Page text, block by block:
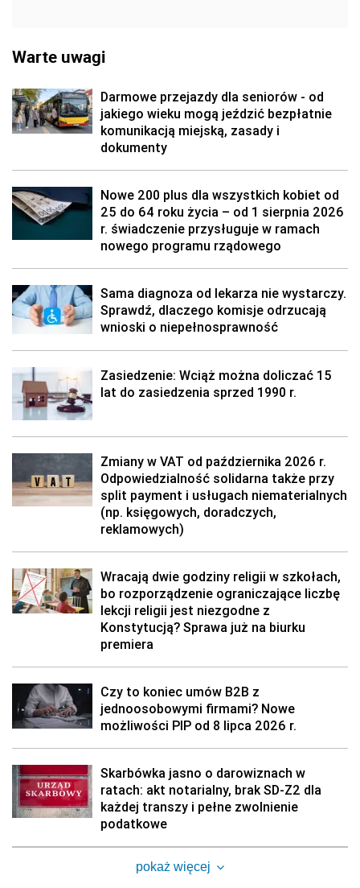
Warte uwagi
Darmowe przejazdy dla seniorów - od
jakiego wieku mogą jeździć bezpłatnie
komunikacją miejską, zasady i
dokumenty
Nowe 200 plus dla wszystkich kobiet od
25 do 64 roku życia – od 1 sierpnia 2026
r. świadczenie przysługuje w ramach
nowego programu rządowego
Sama diagnoza od lekarza nie wystarczy.
Sprawdź, dlaczego komisje odrzucają
wnioski o niepełnosprawność
Zasiedzenie: Wciąż można doliczać 15
lat do zasiedzenia sprzed 1990 r.
Zmiany w VAT od października 2026 r.
Odpowiedzialność solidarna także przy
split payment i usługach niematerialnych
(np. księgowych, doradczych,
reklamowych)
Wracają dwie godziny religii w szkołach,
bo rozporządzenie ograniczające liczbę
lekcji religii jest niezgodne z
Konstytucją? Sprawa już na biurku
premiera
Czy to koniec umów B2B z
jednoosobowymi firmami? Nowe
możliwości PIP od 8 lipca 2026 r.
Skarbówka jasno o darowiznach w
ratach: akt notarialny, brak SD-Z2 dla
każdej transzy i pełne zwolnienie
podatkowe
pokaż więcej